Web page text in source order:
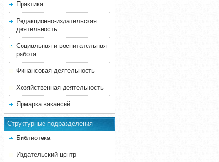
Практика
Редакционно-издательская
деятельность
Социальная и воспитательная
работа
Финансовая деятельность
Хозяйственная деятельность
Ярмарка вакансий
Структурные подразделения
Библиотека
Издательский центр